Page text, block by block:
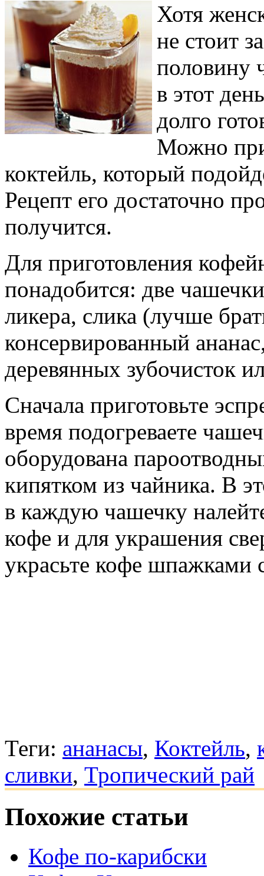
Хотя
не стоит
половину
в этот
долго
Можно
коктейль, который
Рецепт его достаточно
получится.
Для приготовления
понадобится: две
ликера, слика (лучше
консервированный
деревянных зубочисток
Сначала приготовьте
время подогреваете
оборудована
кипятком из чайника. В
в каждую чашечку
кофе и для украшения
украсьте кофе шпажками
Теги: ананасы, Коктейль,
сливки, Тропический рай
Похожие статьи
Кофе по-карибски